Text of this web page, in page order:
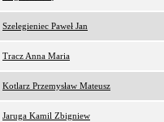
Szelegieniec Paweł Jan
Tracz Anna Maria
Kotlarz Przemysław Mateusz
Jaruga Kamil Zbigniew